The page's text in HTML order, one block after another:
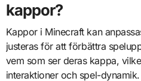
kappor?
Kappor i Minecraft kan
justeras för att förbättra
vem som ser deras kappa,
interaktioner och spel-dynamik.